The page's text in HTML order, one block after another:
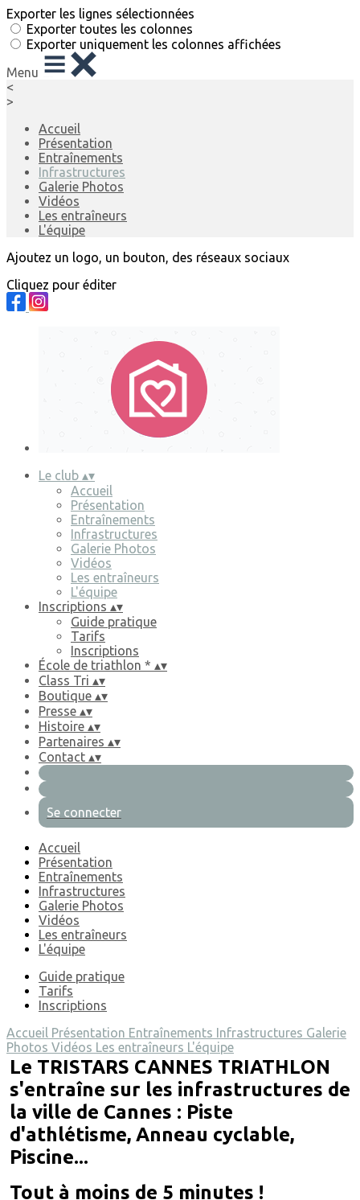
Exporter les lignes sélectionnées
Exporter toutes les colonnes
Exporter uniquement les colonnes affichées
Menu
<
>
Accueil
Présentation
Entraînements
Infrastructures
Galerie Photos
Vidéos
Les entraîneurs
L'équipe
Ajoutez un logo, un bouton, des réseaux sociaux
Cliquez pour éditer
Le club ▴▾
Accueil
Présentation
Entraînements
Infrastructures
Galerie Photos
Vidéos
Les entraîneurs
L'équipe
Inscriptions ▴▾
Guide pratique
Tarifs
Inscriptions
École de triathlon * ▴▾
Class Tri ▴▾
Boutique ▴▾
Presse ▴▾
Histoire ▴▾
Partenaires ▴▾
Contact ▴▾
Se connecter
Accueil
Présentation
Entraînements
Infrastructures
Galerie Photos
Vidéos
Les entraîneurs
L'équipe
Guide pratique
Tarifs
Inscriptions
Accueil Présentation Entraînements Infrastructures Galerie
Photos Vidéos Les entraîneurs L'équipe
Le TRISTARS CANNES TRIATHLON
s'entraîne sur les infrastructures de
la ville de Cannes : Piste
d'athlétisme, Anneau cyclable,
Piscine...
Tout à moins de 5 minutes !